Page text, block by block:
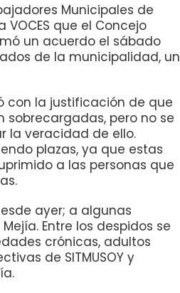
Municipales de
VOCES que el Concejo
un acuerdo el sábado
de la municipalidad, un
con la justificación de que
pero no se
la veracidad de ello.
plazas, ya que estas
a las personas que
ayer; a algunas
Entre los despidos se
crónicas, adultos
de SITMUSOY y